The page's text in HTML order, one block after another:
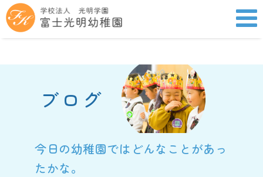
ブログ
今日の幼稚園ではどんなことがあっ
たかな。